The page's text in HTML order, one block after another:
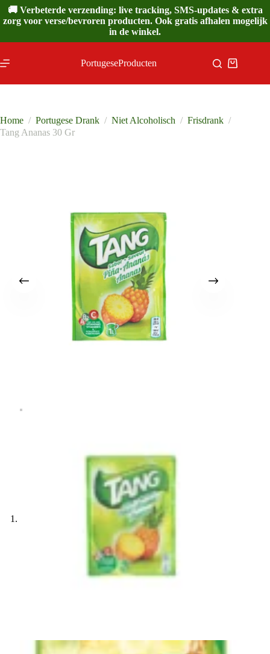
Ga
naar
de
🚚 Verbeterde verzending: live tracking, SMS-updates & extra
zorg voor verse/bevroren producten. Ook gratis afhalen mogelijk
in de winkel.
PortugeseProducten
Home / Portugese Drank / Niet Alcoholisch / Frisdrank /
Tang Ananas 30 Gr